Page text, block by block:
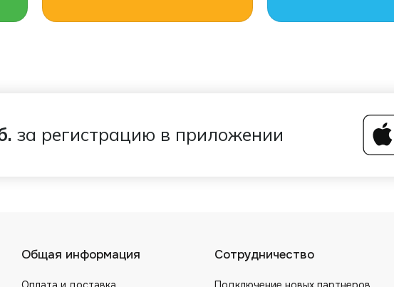
за регистрацию в приложении
Общая информация Сотрудничество